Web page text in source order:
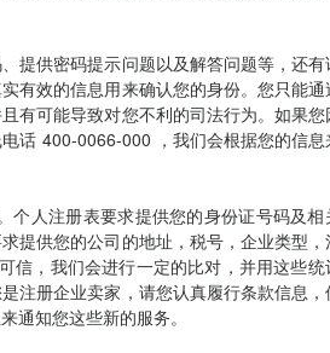
提供密码提示问题以及解答问题等，还有
有效的信息用来确认您的身份。您只能通
有可能导致对您不利的司法行为。如果您
话 400-0066-000 ，我们会根据您的信息
个人注册表要求提供您的身份证号码及相
提供您的公司的地址，税号，企业类型，
信，我们会进行一定的比对，并用这些统
注册企业卖家，请您认真履行条款信息，
通知您这些新的服务。